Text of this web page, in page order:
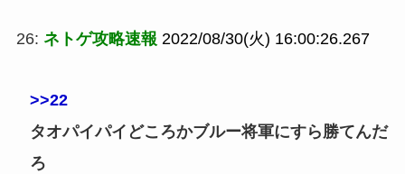
26: ネトゲ攻略速報 2022/08/30(火) 16:00:26.267
>>22
タオパイパイどころかブルー将軍にすら勝てんだ
ろ